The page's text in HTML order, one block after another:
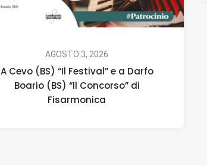
AGOSTO 3, 2026
A Cevo (BS) “Il Festival” e a Darfo
Boario (BS) “Il Concorso” di
Fisarmonica